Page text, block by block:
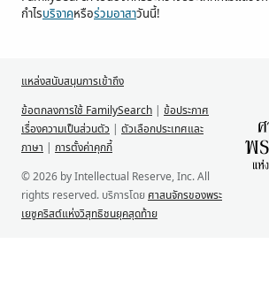
กำไรบริจาคหรือร่วมอาสาวันนี้!
แหล่งสนับสนุนการเข้าถึง
ข้อตกลงการใช้ FamilySearch
ข้อประกาศ
เรื่องความเป็นส่วนตัว
ตัวเลือกประเทศและ
ภาษา
การตั้งค่าคุกกี้
© 2026 by Intellectual Reserve, Inc. All
rights reserved. บริการโดย ศาสนจักรของพระ
เยซูคริสต์แห่งวิสุทธิชนยุคสุดท้าย